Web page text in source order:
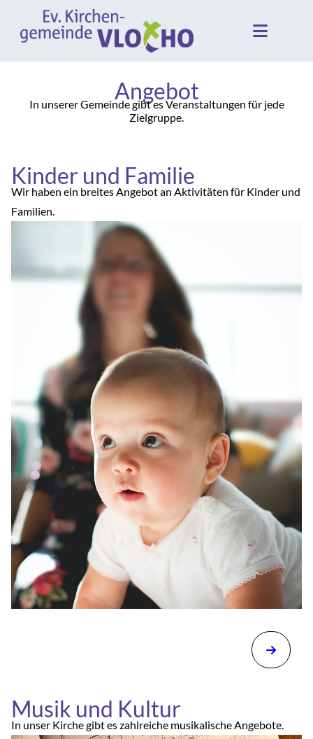
Angebot
In unserer Gemeinde gibt es Veranstaltungen für jede
Zielgruppe.
Kinder und Familie
Wir haben ein breites Angebot an Aktivitäten für Kinder und
Familien.
Musik und Kultur
In unser Kirche gibt es zahlreiche musikalische Angebote.